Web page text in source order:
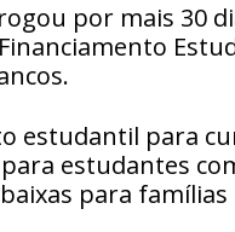
por mais 30
estudantil para
estudantes
para